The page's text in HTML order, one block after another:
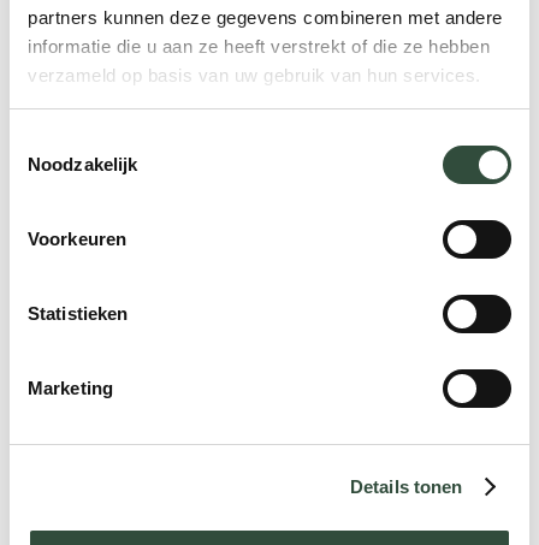
partners kunnen deze gegevens combineren met andere
informatie die u aan ze heeft verstrekt of die ze hebben
verzameld op basis van uw gebruik van hun services.
Noodzakelijk
Voorkeuren
Statistieken
Marketing
Details tonen
Je hóeft ook niet heel vaardig te willen
worden. Misschien kun je eigenlijk niet zo
goed schilderen, maar vind je dat wel heel
om de uitdaging. En dat je met je
iedereen hoeft een Picasso te zijn.
Bonustip: Maak een planning
Zorg voor een stok achter deur. Hoe? Door
een planning te maken van activiteiten die
je onderneemt. Om een voorbeeld te
noemen: de zoon van een vroegere